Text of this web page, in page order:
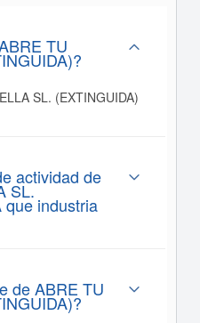
TU
SL. (EXTINGUIDA)
actividad de
SL.
que industria
de ABRE TU